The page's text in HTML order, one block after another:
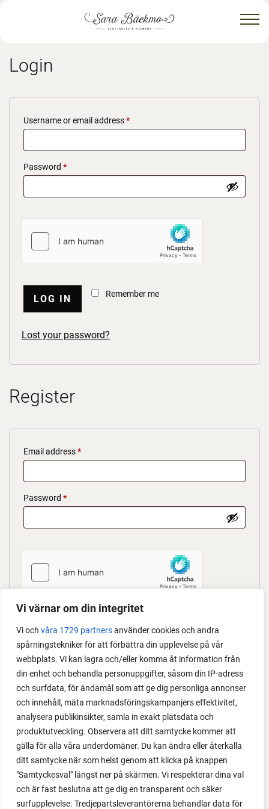
Vi värnar om din integritet
Vi och våra 1729 partnersanvänder cookies och andra
spårningstekniker för att förbättra din upplevelse på vår
webbplats. Vi kan lagra och/eller komma åt information från
din enhet och behandla personuppgifter, såsom din IP-adress
och surfdata, för ändamål som att ge dig personliga annonser
och innehåll, mäta marknadsföringskampanjers effektivitet,
analysera publikinsikter, samla in exakt platsdata och
produktutveckling. Observera att ditt samtycke kommer att
gälla för alla våra underdomäner. Du kan ändra eller återkalla
ditt samtycke när som helst genom att klicka på knappen
"Samtyckesval" längst ner på skärmen. Vi respekterar dina val
och är fast beslutna att ge dig en transparent och säker
surfupplevelse. Tredjepartsleverantörerna behandlar data för
Login
Username or email address*Required
Password *Required
Remember me
LOG IN
Lost your password?
Register
Email address*Required
Password *Required
experience throughout this website, to manage
access to your account, and for other purposes
described in our privacy policy .
Jag vill få uppdateringar om produkter och kampanjer
REGISTER